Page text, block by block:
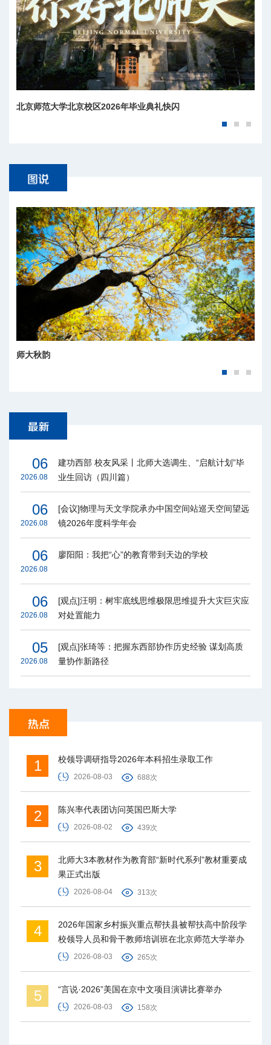
北京师范大学北京校区2026年毕业典礼快闪
师大秋韵
06
2026.08
建功西部 校友风采丨北师大选调生、“启航计划”毕
业生回访（四川篇）
06
2026.08
[会议]物理与天文学院承办中国空间站巡天空间望远
镜2026年度科学年会
06
2026.08
廖阳阳：我把“心”的教育带到天边的学校
06
2026.08
[观点]汪明：树牢底线思维极限思维提升大灾巨灾应
对处置能力
05
2026.08
[观点]张琦等：把握东西部协作历史经验 谋划高质
量协作新路径
1 校领导调研指导2026年本科招生录取工作
2026-08-03 688次
2 陈兴率代表团访问英国巴斯大学
2026-08-02 439次
3
北师大3本教材作为教育部“新时代系列”教材重要成
果正式出版
2026-08-04 313次
4
2026年国家乡村振兴重点帮扶县被帮扶高中阶段学
校领导人员和骨干教师培训班在北京师范大学举办
2026-08-03 265次
5 “言说·2026”美国在京中文项目演讲比赛举办
2026-08-03 158次